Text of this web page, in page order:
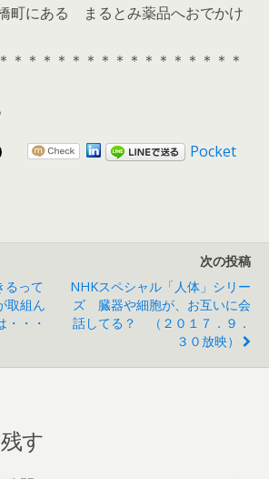
町にある まるとみ薬品へおでかけ
＊＊＊＊＊＊＊＊＊＊＊＊＊＊＊＊
Pocket
るって
取組ん
・・・
次の投稿
NHKスペシャル「人体」シリー
ズ 臓器や細胞が、お互いに会
話してる？ （２０１７．９．
３０放映）
す